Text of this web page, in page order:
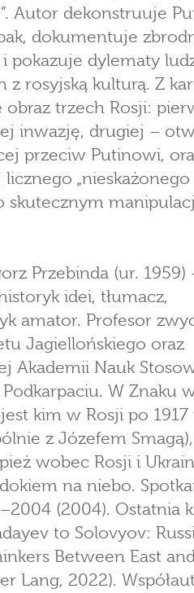
Autor dekonstruuje
dokumentuje
pokazuje dylematy
z rosyjską kulturą. Z
obraz trzech Rosji:
inwazję, drugiej –
przeciw Putinowi,
„nieskażonego
skutecznym
Przebinda (ur.
idei, tłumacz,
amator. Profesor
Jagiellońskiego oraz
Akademii Nauk
W Znaku
kim w Rosji po
z Józefem
wobec Rosji i
na niebo.
(2004). Ostatnia
to Solovyov:
Between East
Lang, 2022).